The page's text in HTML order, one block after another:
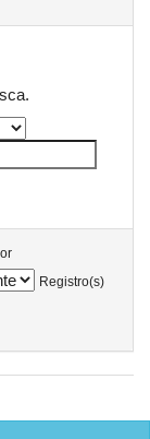
Registro(s)